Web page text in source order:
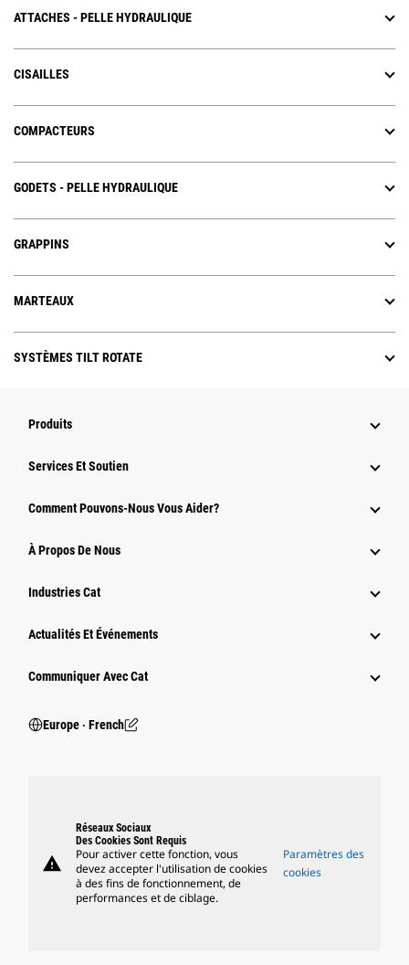
ATTACHES - PELLE HYDRAULIQUE
CISAILLES
COMPACTEURS
GODETS - PELLE HYDRAULIQUE
GRAPPINS
MARTEAUX
SYSTÈMES TILT ROTATE
Produits
Services Et Soutien
Comment Pouvons-Nous Vous Aider?
À Propos De Nous
Industries Cat
Actualités Et Événements
Communiquer Avec Cat
Europe ‧ French
warning
Réseaux Sociaux
Des Cookies Sont Requis
Pour activer cette fonction, vous
devez accepter l'utilisation de cookies
à des fins de fonctionnement, de
performances et de ciblage.
Paramètres des
cookies